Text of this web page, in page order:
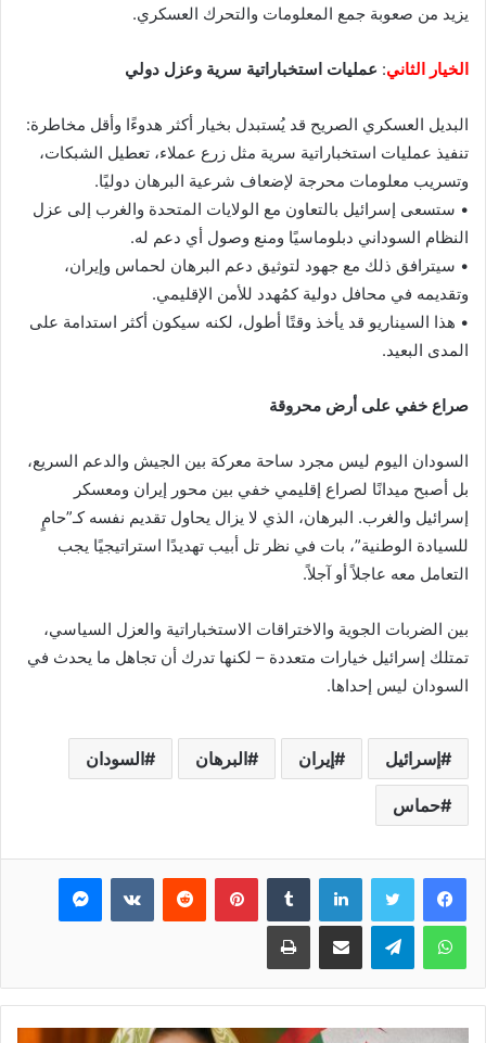
يزيد من صعوبة جمع المعلومات والتحرك العسكري.
الخيار الثاني: عمليات استخباراتية سرية وعزل دولي
البديل العسكري الصريح قد يُستبدل بخيار أكثر هدوءًا وأقل مخاطرة:
تنفيذ عمليات استخباراتية سرية مثل زرع عملاء، تعطيل الشبكات،
وتسريب معلومات محرجة لإضعاف شرعية البرهان دوليًا.
• ستسعى إسرائيل بالتعاون مع الولايات المتحدة والغرب إلى عزل
النظام السوداني دبلوماسيًا ومنع وصول أي دعم له.
• سيترافق ذلك مع جهود لتوثيق دعم البرهان لحماس وإيران،
وتقديمه في محافل دولية كمُهدد للأمن الإقليمي.
• هذا السيناريو قد يأخذ وقتًا أطول، لكنه سيكون أكثر استدامة على
المدى البعيد.
صراع خفي على أرض محروقة
السودان اليوم ليس مجرد ساحة معركة بين الجيش والدعم السريع،
بل أصبح ميدانًا لصراع إقليمي خفي بين محور إيران ومعسكر
إسرائيل والغرب. البرهان، الذي لا يزال يحاول تقديم نفسه كـ”حامٍ
للسيادة الوطنية”، بات في نظر تل أبيب تهديدًا استراتيجيًا يجب
التعامل معه عاجلاً أو آجلاً.
بين الضربات الجوية والاختراقات الاستخباراتية والعزل السياسي،
تمتلك إسرائيل خيارات متعددة – لكنها تدرك أن تجاهل ما يحدث في
السودان ليس إحداها.
إسرائيل إيران البرهان السودان
حماس
فيسبوك تويتر لينكدإن بينتيريست ماسنجر
واتساب تيلقرام مشاركة عبر البريد طباعة